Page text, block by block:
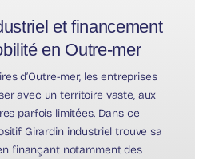
et financement
en Outre-mer
d’Outre-mer, les entreprises
avec un territoire vaste, aux
parfois limitées. Dans ce
Girardin industriel trouve sa
finançant notamment des